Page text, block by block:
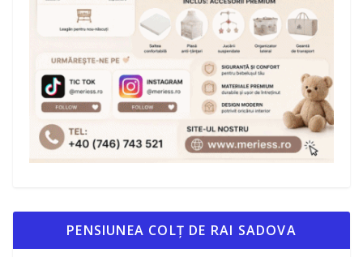
PENSIUNEA COLȚ DE RAI SADOVA